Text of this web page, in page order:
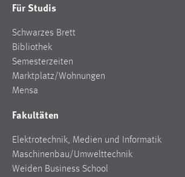
Für Studis
Schwarzes Brett
Bibliothek
Semesterzeiten
Marktplatz/Wohnungen
Mensa
Fakultäten
Elektrotechnik, Medien und Informatik
Maschinenbau/Umwelttechnik
Weiden Business School